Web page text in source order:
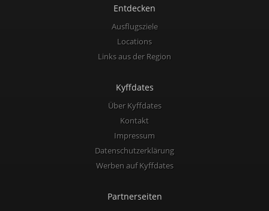
Entdecken
Ausflugsziele
Locations
Links aus der Region
Kyffdates
Über Kyffdates
Kontakt
Impressum
Datenschutzerklärung
Werben auf Kyffdates
Partnerseiten